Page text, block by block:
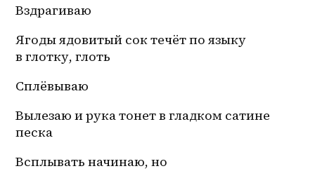
Вздрагиваю
Ягоды ядовитый сок течёт по языку
в глотку, глоть
Сплёвываю
Вылезаю и рука тонет в гладком сатине
песка
Всплывать начинаю, но